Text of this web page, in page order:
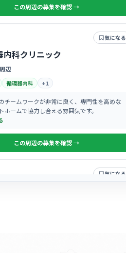
この周辺の募集を確認 →
気になる
内科クリニック
辺
循環器内科 +1
チームワークが非常に良く、専門性を高めな
ホームで協力し合える雰囲気です。
この周辺の募集を確認 →
気になる
の通り、患者様の「心」を大切にする、温か